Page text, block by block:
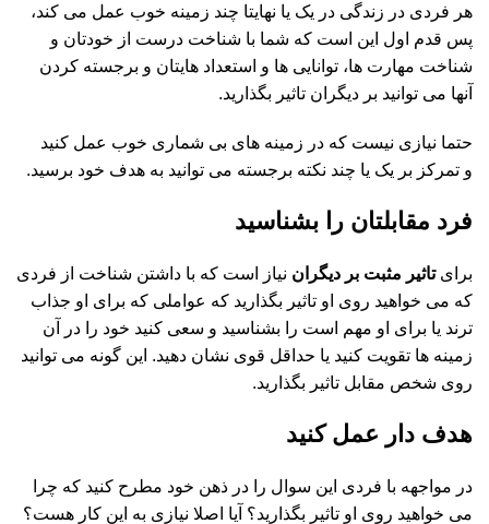
هر فردی در زندگی در یک یا نهایتا چند زمینه خوب عمل می کند،
پس قدم اول این است که شما با شناخت درست از خودتان و
شناخت مهارت ها، توانایی ها و استعداد هایتان و برجسته کردن
آنها می توانید بر دیگران تاثیر بگذارید.
حتما نیازی نیست که در زمینه های بی شماری خوب عمل کنید
و تمرکز بر یک یا چند نکته برجسته می توانید به هدف خود برسید.
فرد مقابلتان را بشناسید
برایتاثیر مثبت بر دیگران نیاز است که با داشتن شناخت از فردی
که می خواهید روی او تاثیر بگذارید که عواملی که برای او جذاب
ترند یا برای او مهم است را بشناسید و سعی کنید خود را در آن
زمینه ها تقویت کنید یا حداقل قوی نشان دهید. این گونه می توانید
روی شخص مقابل تاثیر بگذارید.
هدف دار عمل کنید
در مواجهه با فردی این سوال را در ذهن خود مطرح کنید که چرا
می خواهید روی او تاثیر بگذارید؟ آیا اصلا نیازی به این کار هست؟